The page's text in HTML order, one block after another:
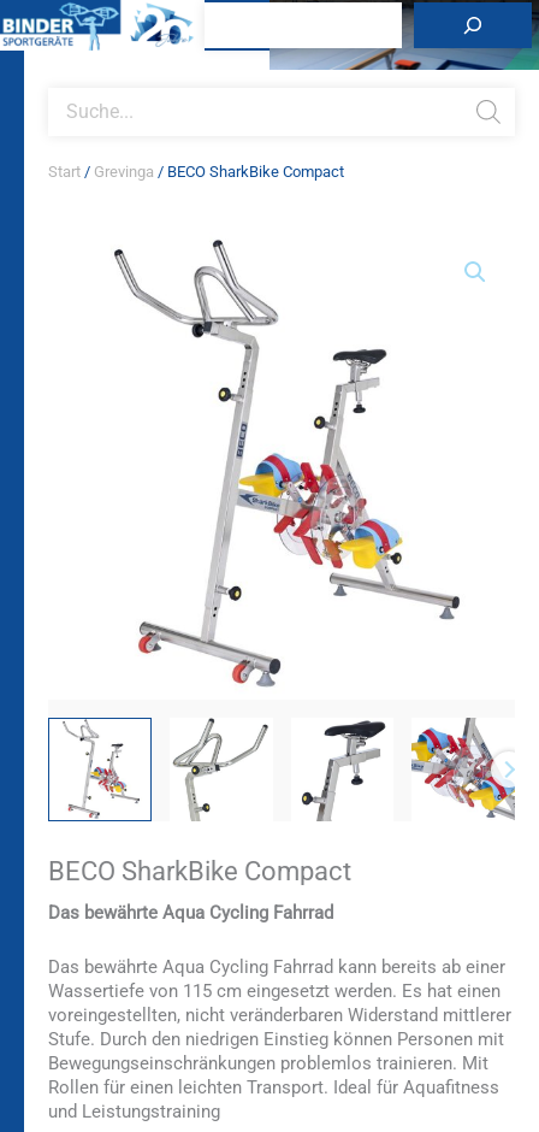
Inhalt
search
Start / Grevinga / BECO SharkBike Compact
BECO SharkBike Compact
Das bewährte Aqua Cycling Fahrrad
Das bewährte Aqua Cycling Fahrrad kann bereits ab einer
Wassertiefe von 115 cm eingesetzt werden. Es hat einen
voreingestellten, nicht veränderbaren Widerstand mittlerer
Stufe. Durch den niedrigen Einstieg können Personen mit
Bewegungseinschränkungen problemlos trainieren. Mit
Rollen für einen leichten Transport. Ideal für Aquafitness
und Leistungstraining
SharkBike